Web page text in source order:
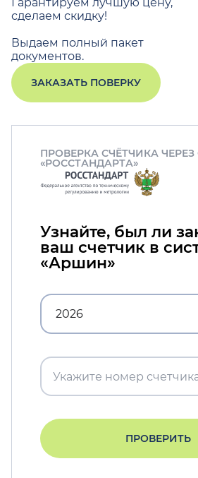
сделаем скидку!
Выдаем полный пакет
документов.
ЗАКАЗАТЬ ПОВЕРКУ
ПРОВЕРКА СЧЁТЧИКА
«РОССТАНДАРТА»
Узнайте, был ли
ваш счетчик в
«Аршин»
ПРОВЕРИТЬ